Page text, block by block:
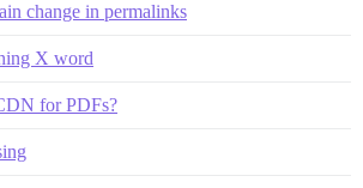
change in permalinks
X word
for PDFs?